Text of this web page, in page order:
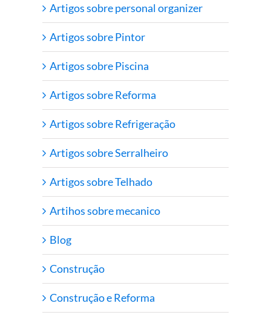
Artigos sobre personal organizer
Artigos sobre Pintor
Artigos sobre Piscina
Artigos sobre Reforma
Artigos sobre Refrigeração
Artigos sobre Serralheiro
Artigos sobre Telhado
Artihos sobre mecanico
Blog
Construção
Construção e Reforma